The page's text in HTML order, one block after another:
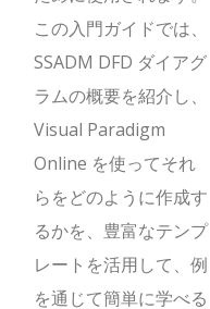
この入門ガイドでは、
SSADM DFD ダイアグ
ラムの概要を紹介し、
Visual Paradigm
Online を使ってそれ
らをどのように作成す
るかを、豊富なテンプ
レートを活用して、例
を通じて簡単に学べる